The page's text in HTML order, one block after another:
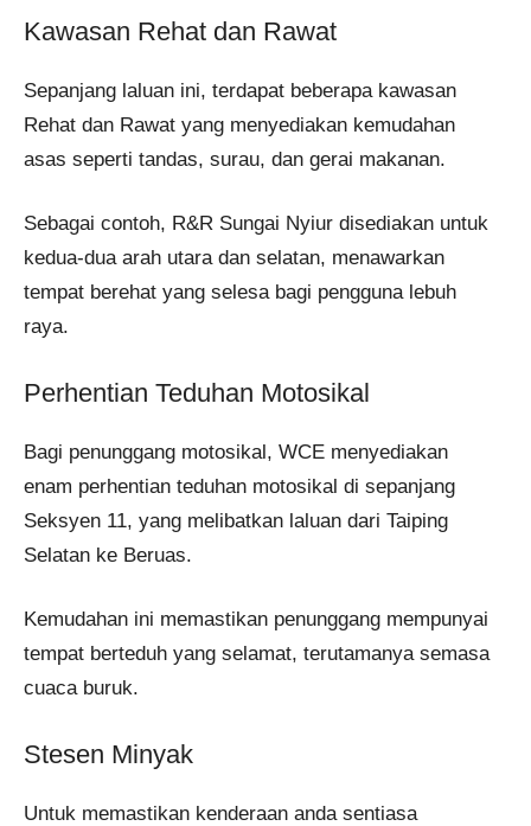
Kawasan Rehat dan Rawat
Sepanjang laluan ini, terdapat beberapa kawasan
Rehat dan Rawat yang menyediakan kemudahan
asas seperti tandas, surau, dan gerai makanan.
Sebagai contoh, R&R Sungai Nyiur disediakan untuk
kedua-dua arah utara dan selatan, menawarkan
tempat berehat yang selesa bagi pengguna lebuh
raya.
Perhentian Teduhan Motosikal
Bagi penunggang motosikal, WCE menyediakan
enam perhentian teduhan motosikal di sepanjang
Seksyen 11, yang melibatkan laluan dari Taiping
Selatan ke Beruas.
Kemudahan ini memastikan penunggang mempunyai
tempat berteduh yang selamat, terutamanya semasa
cuaca buruk.
Stesen Minyak
Untuk memastikan kenderaan anda sentiasa